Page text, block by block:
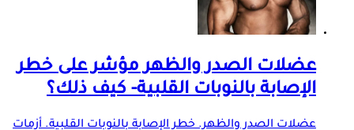
عضلات الصدر والظهر مؤشر على خطر
الإصابة بالنوبات القلبية- كيف ذلك؟
عضلات الصدر والظهر. خطر الإصابة بالنوبات القلبية. أزمات